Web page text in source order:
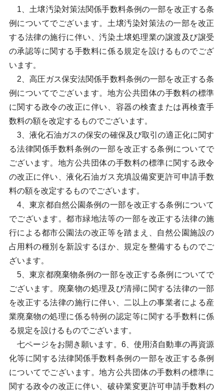
1、土壌汚染対策法関係手数料条例の一部を改正する条
例についてでございます。土壌汚染対策法の一部を改正
する法律の施行に伴い、汚染土壌処理業の譲渡及び譲受
の承認等に関する手数料に係る規定を設けるものでござ
います。
2、高圧ガス保安法関係手数料条例の一部を改正する条
例についてでございます。地方公共団体の手数料の標準
に関する政令の改正に伴い、容器の検査または再検査手
数料の額を改定するものでございます。
3、液化石油ガスの保安の確保及び取引の適正化に関す
る法律関係手数料条例の一部を改正する条例についてで
ございます。地方公共団体の手数料の標準に関する政令
の改正に伴い、液化石油ガス充填設備変更許可申請手数
料の額を改定するものでございます。
4、東京都自然公園条例の一部を改正する条例について
でございます。都市緑地法等の一部を改正する法律の施
行による都市公園法の改正等を踏まえ、自然公園施設の
占用料の種別を新設するほか、規定を整備するものでご
ざいます。
5、東京都廃棄物条例の一部を改正する条例についてで
ございます。廃棄物の処理及び清掃に関する法律の一部
を改正する法律の施行に伴い、二以上の事業者による産
業廃棄物の処理に係る特例の認定等に関する手数料に係
る規定を設けるものでございます。
七ページをお開き願います。6、使用済自動車の再資源
化等に関する法律関係手数料条例の一部を改正する条例
についてでございます。地方公共団体の手数料の標準に
関する政令の改正に伴い、破砕業変更許可申請手数料の